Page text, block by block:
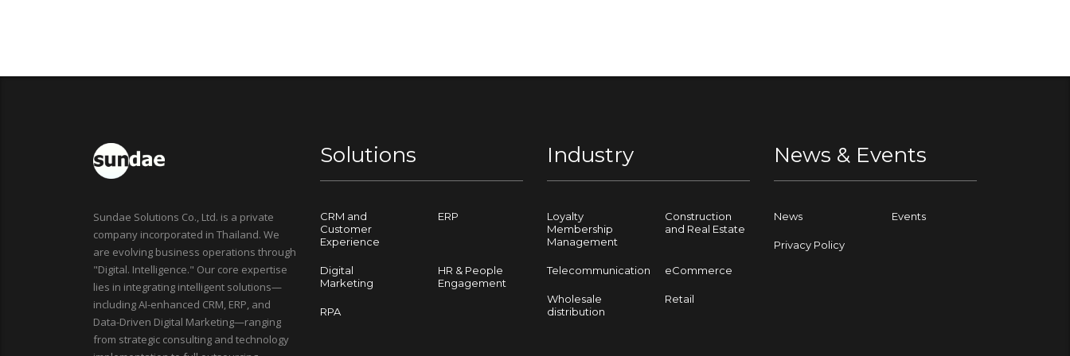
Sundae Solutions Co., Ltd. is a private
company incorporated in Thailand. We
are evolving business operations through
"Digital. Intelligence." Our core expertise
lies in integrating intelligent solutions—
including AI-enhanced CRM, ERP, and
Data-Driven Digital Marketing—ranging
from strategic consulting and technology
Solutions
CRM and
Customer
Experience
ERP
Digital
Marketing
HR & People
Engagement
RPA
Industry
Loyalty
Membership
Management
Construction
and Real Estate
Telecommunication eCommerce
Wholesale
distribution
Retail
News & Events
News Events
Privacy Policy